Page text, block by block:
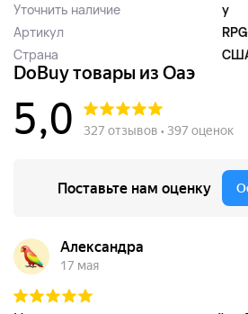
Уточнить наличие
y
Артикул
Страна